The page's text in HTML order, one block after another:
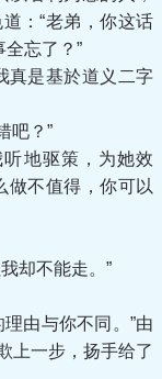
：“老弟，你这话
全忘了？”
是基於道义二字
吧？”
地驱策，为她效
做不值得，你可以
却不能走。”
由与你不同。”由
上一步，扬手给了